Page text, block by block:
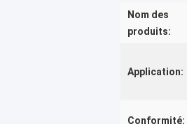
Nom des
produits:
Application:
Conformité: